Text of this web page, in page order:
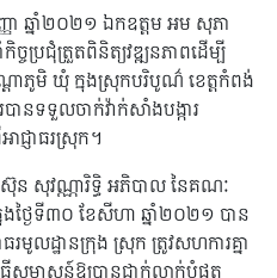
ា ឆ្នាំ២០២១ ឯកឧត្តម អម សុភា
ចប្រជុំត្រួតពិនិត្យវឌ្ឍនភាពដើម្បី
ដាភូមិ ឃុំ ក្នុងស្រុកបរិបូណ៌ ខេត្តកំពង់
បានទទួលចាក់វ៉ាក់សាំងបង្ការ
ជ្ញាធរស្រុក។
សុវណ្ណារិទ្ធិ អភិបាល នៃគណៈ
នុងថ្ងៃទី៣០ ខែសីហា ឆ្នាំ២០២១ បាន
មូលដ្ឋានក្រុង ស្រុក ត្រូវសហការគ្នា
វើសម្ភាសន៍ឱ្យបានជាក់លាក់បំផុត